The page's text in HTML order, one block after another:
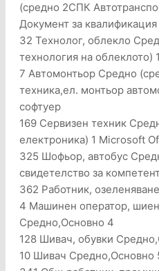
(средно 2СПК
Документ за квалификация
32 Технолог, облекло
технология на облеклото) 1
7 Автомонтьор Средно
техника,ел. монтьор
софтуер
169 Сервизен техник
електроника) 1 Microsoft
325 Шофьор, автобус
свидетелство за
362 Работник,
4 Машинен оператор,
Средно,Основно 4
128 Шивач, обувки
10 Шивач Средно,Основно